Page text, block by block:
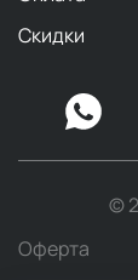
Скидки
©
Оферта